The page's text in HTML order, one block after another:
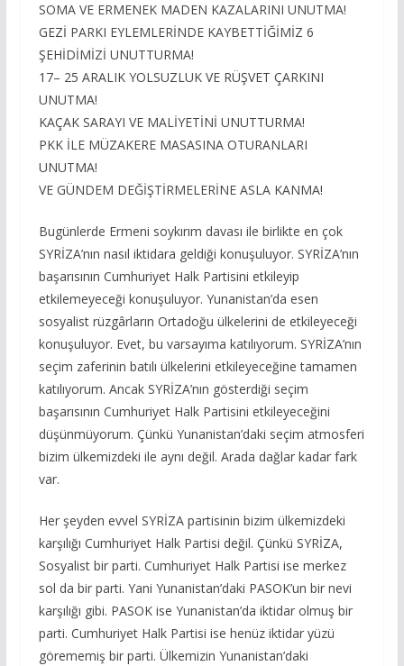
SOMA VE ERMENEK MADEN KAZALARINI UNUTMA!
GEZİ PARKI EYLEMLERİNDE KAYBETTİĞİMİZ 6
ŞEHİDİMİZİ UNUTTURMA!
17– 25 ARALIK YOLSUZLUK VE RÜŞVET ÇARKINI
UNUTMA!
KAÇAK SARAYI VE MALİYETİNİ UNUTTURMA!
PKK İLE MÜZAKERE MASASINA OTURANLARI
UNUTMA!
VE GÜNDEM DEĞİŞTİRMELERİNE ASLA KANMA!
Bugünlerde Ermeni soykırım davası ile birlikte en çok
SYRİZA’nın nasıl iktidara geldiği konuşuluyor. SYRİZA’nın
başarısının Cumhuriyet Halk Partisini etkileyip
etkilemeyeceği konuşuluyor. Yunanistan’da esen
sosyalist rüzgârların Ortadoğu ülkelerini de etkileyeceği
konuşuluyor. Evet, bu varsayıma katılıyorum. SYRİZA’nın
seçim zaferinin batılı ülkelerini etkileyeceğine tamamen
katılıyorum. Ancak SYRİZA’nın gösterdiği seçim
başarısının Cumhuriyet Halk Partisini etkileyeceğini
düşünmüyorum. Çünkü Yunanistan’daki seçim atmosferi
bizim ülkemizdeki ile aynı değil. Arada dağlar kadar fark
var.
Her şeyden evvel SYRİZA partisinin bizim ülkemizdeki
karşılığı Cumhuriyet Halk Partisi değil. Çünkü SYRİZA,
Sosyalist bir parti. Cumhuriyet Halk Partisi ise merkez
sol da bir parti. Yani Yunanistan’daki PASOK’un bir nevi
karşılığı gibi. PASOK ise Yunanistan’da iktidar olmuş bir
parti. Cumhuriyet Halk Partisi ise henüz iktidar yüzü
görememiş bir parti. Ülkemizin Yunanistan’daki